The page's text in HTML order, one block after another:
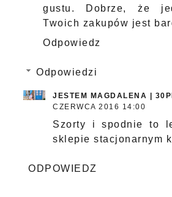
gustu. Dobrze, że
Twoich zakupów jest
Odpowiedz
Odpowiedzi
JESTEM MAGDALENA |
CZERWCA 2016 14:00
Szorty i spodnie to
sklepie stacjonarnym
ODPOWIEDZ